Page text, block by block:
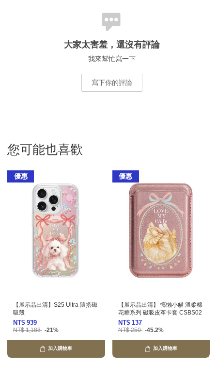
大家太害羞，還沒有評論
我來幫忙寫一下
寫下你的評論
您可能也喜歡
優惠
【展示品出清】S25 Ultra 隨搭磁
吸殼
NT$ 939
NT$ 1,188 -21%
加入購物車
優惠
【展示品出清】 慵懶小貓 溫柔棉
花糖系列 磁吸皮革卡套 CSBS02
NT$ 137
NT$ 250 -45.2%
加入購物車